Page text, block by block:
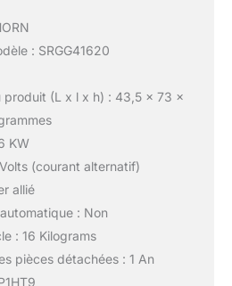
: SRGG41620
produit (L x l x h) : 43,5 x 73 x
KW
(courant alternatif)
allié
: Non
: 16 Kilograms
pièces détachées : 1 An